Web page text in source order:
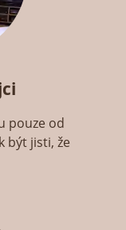
pouze od
být jisti, že